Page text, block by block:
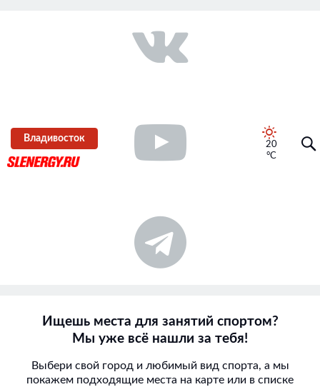
Владивосток
20
°C
Ищешь места для занятий спортом?
Мы уже всё нашли за тебя!
Выбери свой город и любимый вид спорта, а мы
покажем подходящие места на карте или в списке